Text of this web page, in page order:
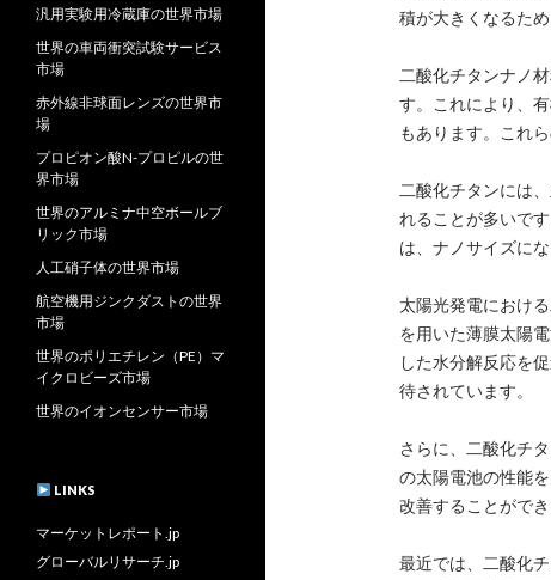
積が大きくなるた
二酸化チタンナノ
す。これにより、
もあります。これ
二酸化チタンには
れることが多いで
は、ナノサイズに
太陽光発電におけ
を用いた薄膜太陽
した水分解反応を
待されています。
さらに、二酸化チ
の太陽電池の性能
改善することができ
最近では、二酸化
汎用実験用冷蔵庫の世界市場
世界の車両衝突試験サービス
市場
赤外線非球面レンズの世界市
場
プロピオン酸N-プロピルの世
界市場
世界のアルミナ中空ボールブ
リック市場
人工硝子体の世界市場
航空機用ジンクダストの世界
市場
世界のポリエチレン（PE）マ
イクロビーズ市場
世界のイオンセンサー市場
LINKS
マーケットレポート.jp
グローバルリサーチ.jp